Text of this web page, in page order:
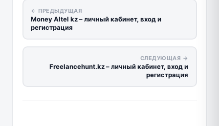
← ПРЕДЫДУЩАЯ
Money Altel kz – личный кабинет, вход и
регистрация
СЛЕДУЮЩАЯ →
Freelancehunt.kz – личный кабинет, вход и
регистрация